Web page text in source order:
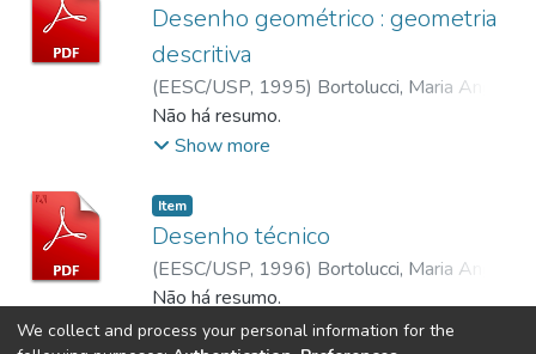
Desenho geométrico : geometria
descritiva
(EESC/USP, 1995) Bortolucci, Maria Angela
P. C. S.;Cortesi, Myrian V. P.
Não há resumo.
Show more
Item
Desenho técnico
(EESC/USP, 1996) Bortolucci, Maria Angela
P. C. S.;Cortesi, Myrian V. P.
Não há resumo.
Show more
We collect and process your personal information for the